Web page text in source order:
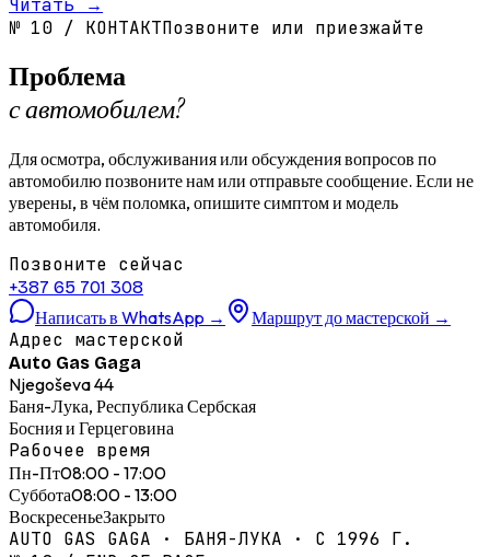
Читать →
№ 10 / КОНТАКТПозвоните или приезжайте
Проблема
с автомобилем?
Для осмотра, обслуживания или обсуждения вопросов по
автомобилю позвоните нам или отправьте сообщение. Если не
уверены, в чём поломка, опишите симптом и модель
автомобиля.
Позвоните сейчас
+387 65 701 308
Написать в WhatsApp → Маршрут до мастерской →
Адрес мастерской
Auto Gas Gaga
Njegoševa 44
Баня-Лука, Республика Сербская
Босния и Герцеговина
Рабочее время
Пн-Пт08:00 - 17:00
Суббота08:00 - 13:00
ВоскресеньеЗакрыто
AUTO GAS GAGA · БАНЯ-ЛУКА · С 1996 Г.